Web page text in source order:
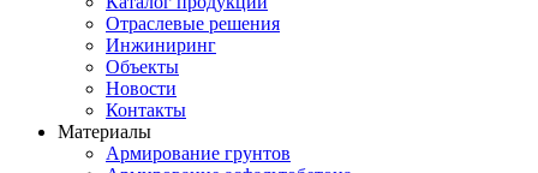
Отраслевые решения
Инжиниринг
Объекты
Новости
Контакты
Материалы
Армирование грунтов